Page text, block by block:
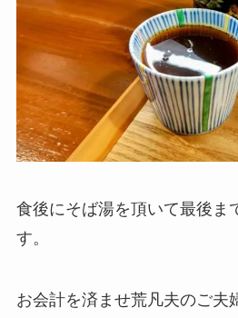
食後にそば湯を頂いて最後ま
す。
お会計を済ませ荒凡夫のご夫